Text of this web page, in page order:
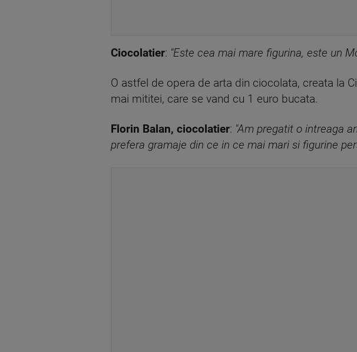
Ciocolatier: "Este cea mai mare figurina, este un
O astfel de opera de arta din ciocolata, creata la
mai mititei, care se vand cu 1 euro bucata.
Florin Balan, ciocolatier: "Am pregatit o intreaga
prefera gramaje din ce in ce mai mari si figurine